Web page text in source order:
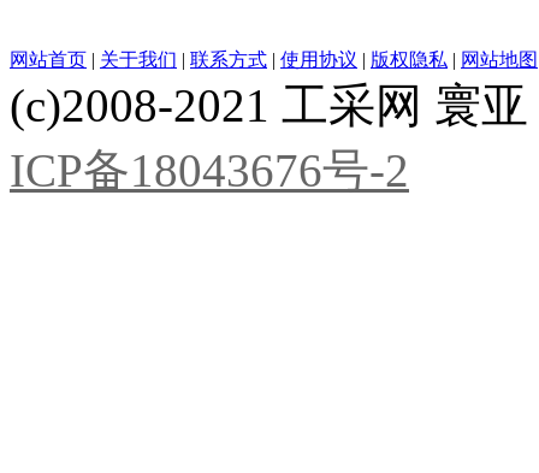
网站首页 | 关于我们 | 联系方式 | 使用协议 | 版权隐私 | 网站地图
(c)2008-2021 工采网 寰
ICP备18043676号-2